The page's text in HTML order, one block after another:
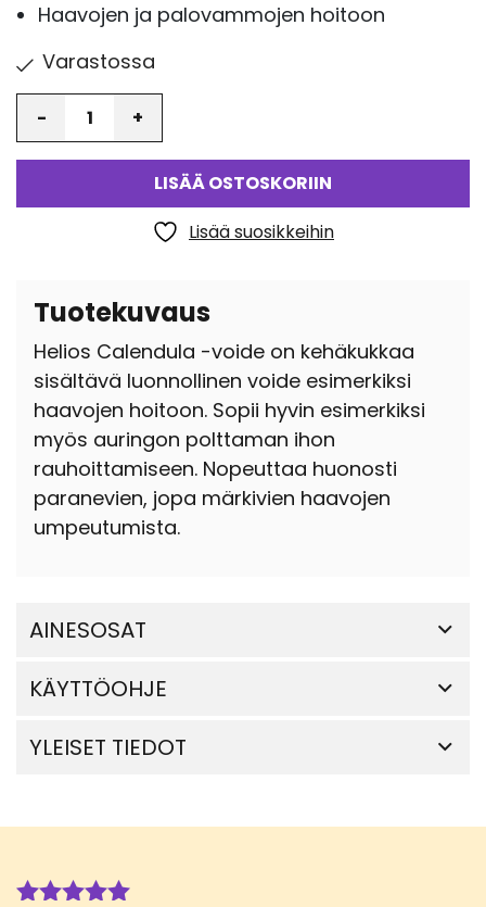
Haavojen ja palovammojen hoitoon
Varastossa
LISÄÄ OSTOSKORIIN
Lisää suosikkeihin
Tuotekuvaus
Helios Calendula -voide on kehäkukkaa
sisältävä luonnollinen voide esimerkiksi
haavojen hoitoon. Sopii hyvin esimerkiksi
myös auringon polttaman ihon
rauhoittamiseen. Nopeuttaa huonosti
paranevien, jopa märkivien haavojen
umpeutumista.
AINESOSAT
KÄYTTÖOHJE
YLEISET TIEDOT